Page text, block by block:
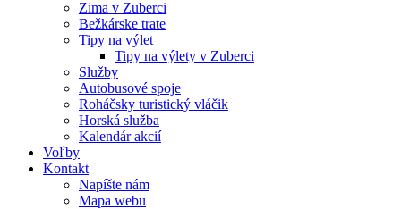
Zima v Zuberci
Bežkárske trate
Tipy na výlet
Tipy na výlety v Zuberci
Služby
Autobusové spoje
Roháčsky turistický vláčik
Horská služba
Kalendár akcií
Voľby
Kontakt
Napíšte nám
Mapa webu